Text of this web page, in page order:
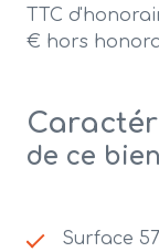
TTC
€ hors
de ce bien
Surface